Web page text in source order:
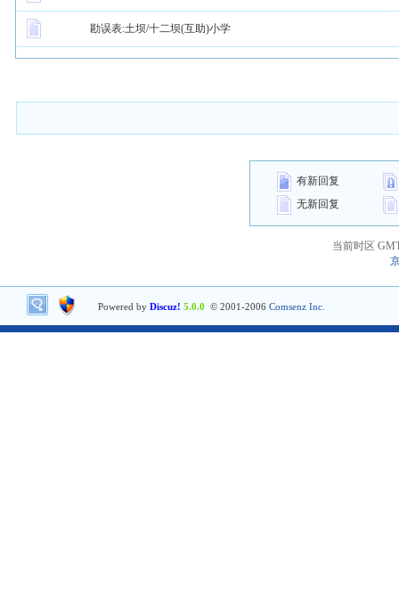
勘误表:土坝/十二坝(互助)小学
有新回复
无新回复
当前时区
Powered by Discuz! 5.0.0 © 2001-2006 Comsenz Inc.